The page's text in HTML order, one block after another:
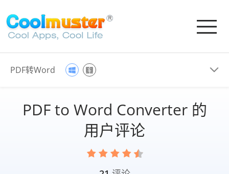
PDF转Word
PDF to Word Converter 的
用户评论